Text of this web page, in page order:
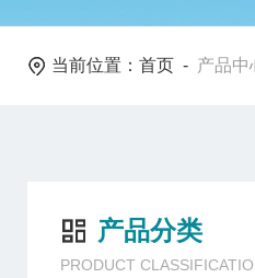
当前位置： 首页 - 产品中
产品分类
PRODUCT